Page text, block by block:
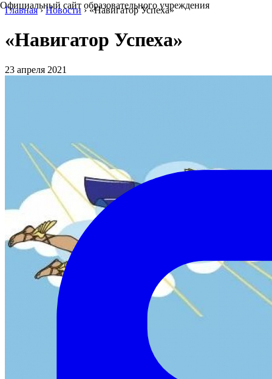
Официальный сайт образовательного учреждения
Главная › Новости › «Навигатор Успеха»
«Навигатор Успеха»
23 апреля 2021